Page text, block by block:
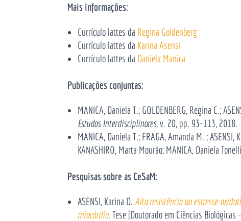
Mais informações:
Currículo lattes da Regina Goldenberg
Currículo lattes da Karina Asensi
Currículo lattes da Daniela Manica
Publicações conjuntas:
MANICA, Daniela T.; GOLDENBERG, Regina C.;
Estudos Interdisciplinares, v. 20, pp. 93-113, 2018.
MANICA, Daniela T.; FRAGA, Amanda M. ; ASENSI,
KANASHIRO, Marta Mourão; MANICA, Daniela
Pesquisas sobre as CeSaM:
ASENSI, Karina D. Alta resistência ao estresse
miocárdio. Tese [Doutorado em Ciências